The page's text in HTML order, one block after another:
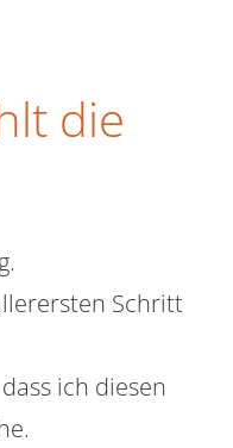
die
Schritt
ich diesen